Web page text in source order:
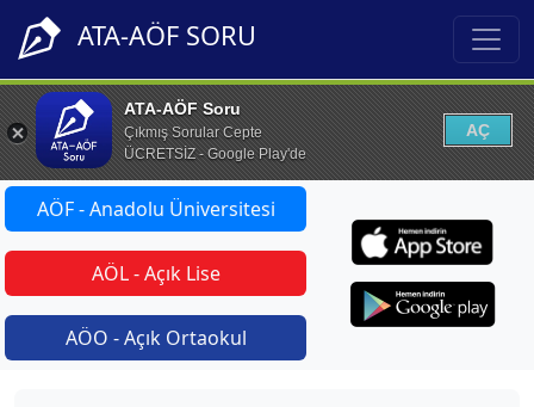
ATA-AÖF SORU
ATA-AÖF Soru
Çıkmış Sorular Cepte
ÜCRETSİZ - Google Play'de
AÇ
AÖF - Anadolu Üniversitesi
AÖL - Açık Lise
AÖO - Açık Ortaokul